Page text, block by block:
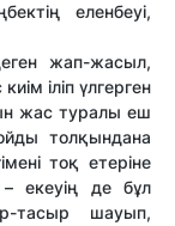
еленбеуі,
жап-жасыл,
іліп үлгерген
жас туралы еш
толқындана
тоқ етеріне
екеуің де бұл
тасыр шауып,